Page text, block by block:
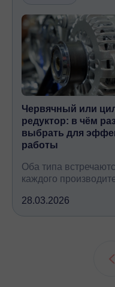
Червячный или
редуктор: в чём
выбрать для
работы
Оба типа
каждого
крутящий момент, но
принципиально по-
28.03.2026